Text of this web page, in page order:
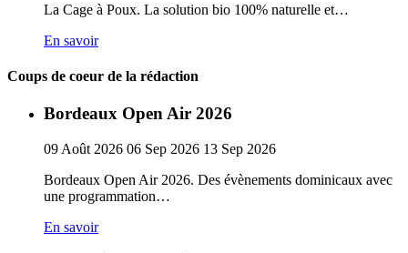
La Cage à Poux. La solution bio 100% naturelle et…
En savoir
Coups de coeur de la rédaction
Bordeaux Open Air 2026
09 Août 2026 06 Sep 2026 13 Sep 2026
Bordeaux Open Air 2026. Des évènements dominicaux avec
une programmation…
En savoir